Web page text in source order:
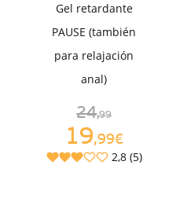
Gel retardante
PAUSE (también
para relajación
anal)
24,99
19,99€
2,8 (5)